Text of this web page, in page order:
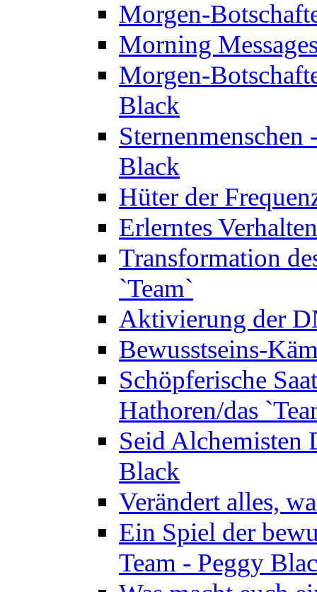
Morgen-
Morning
Morgen-
Black
Black
Hüter der
Erlerntes
Transformation
`Team`
Aktivierung der
Bewusstseins-
Schöpferische
Hathoren/das
Seid Alchemisten
Black
Verändert alles,
Ein Spiel der
Team - Peggy